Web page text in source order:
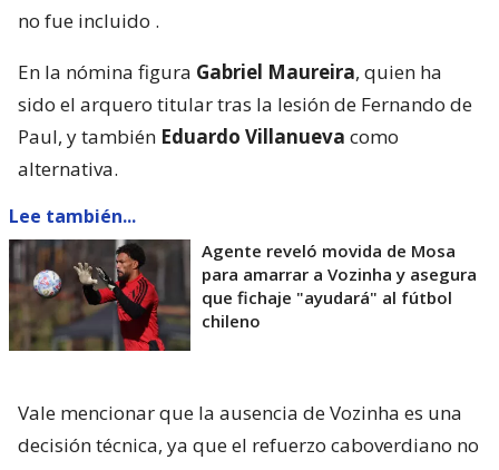
no fue incluido .
En la nómina figura Gabriel Maureira, quien ha
sido el arquero titular tras la lesión de Fernando de
Paul, y también Eduardo Villanueva como
alternativa.
Lee también...
Agente reveló movida de Mosa
para amarrar a Vozinha y asegura
que fichaje "ayudará" al fútbol
chileno
Vale mencionar que la ausencia de Vozinha es una
decisión técnica, ya que el refuerzo caboverdiano no